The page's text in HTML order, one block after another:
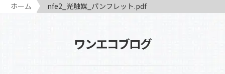
ホーム nfe2_光触媒_パンフレット.pdf
ワンエコブログ